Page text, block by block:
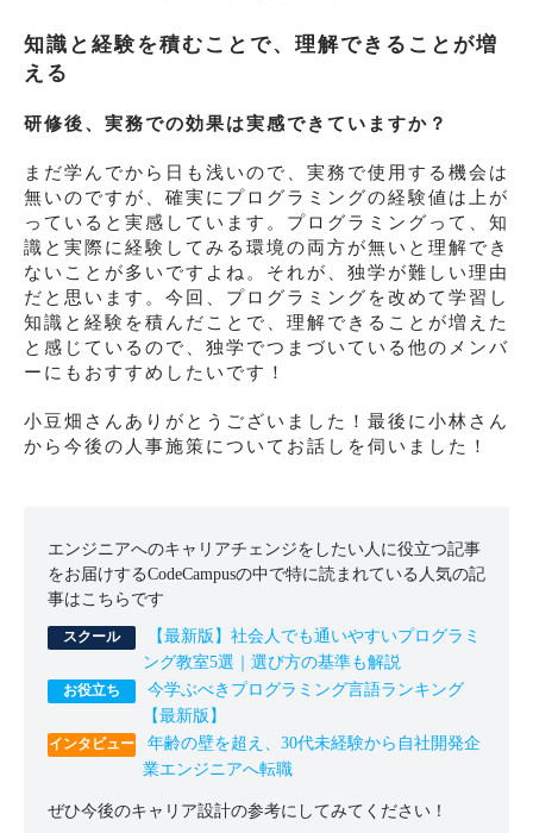
知識と経験を積むことで、理解できることが増
える
研修後、実務での効果は実感できていますか？
まだ学んでから日も浅いので、実務で使用する機会は
無いのですが、確実にプログラミングの経験値は上が
っていると実感しています。プログラミングって、知
識と実際に経験してみる環境の両方が無いと理解でき
ないことが多いですよね。それが、独学が難しい理由
だと思います。今回、プログラミングを改めて学習し
知識と経験を積んだことで、理解できることが増えた
と感じているので、独学でつまづいている他のメンバ
ーにもおすすめしたいです！
小豆畑さんありがとうございました！最後に小林さん
から今後の人事施策についてお話しを伺いました！
エンジニアへのキャリアチェンジをしたい人に役立つ記事
をお届けするCodeCampusの中で特に読まれている人気の記
事はこちらです
【最新版】社会人でも通いやすいプログラミ
ング教室5選｜選び方の基準も解説
今学ぶべきプログラミング言語ランキング
【最新版】
年齢の壁を超え、30代未経験から自社開発企
業エンジニアへ転職
ぜひ今後のキャリア設計の参考にしてみてください！